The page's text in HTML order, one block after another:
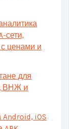
сети,
ценами и
для
ВНЖ и
iOS